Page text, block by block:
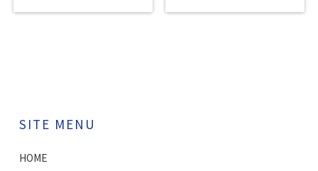
SITE MENU
HOME